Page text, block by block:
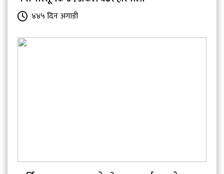
४४५ दिन अगाडी